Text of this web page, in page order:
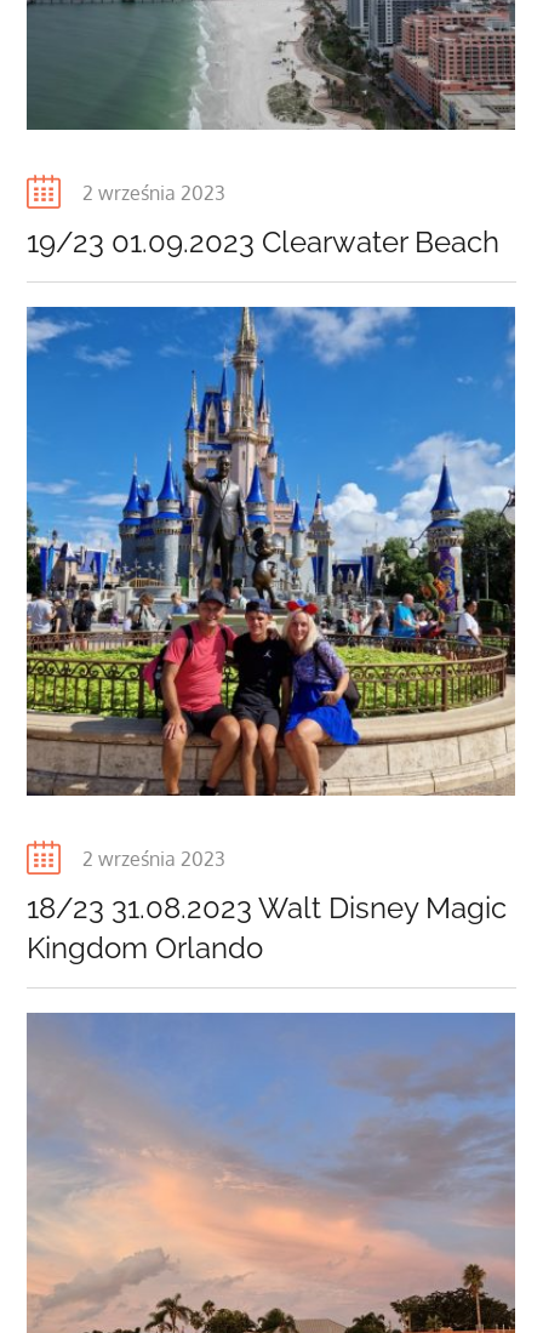
Posted
2 września 2023
19/23 01.09.2023 Clearwater Beach
Posted
2 września 2023
18/23 31.08.2023 Walt Disney Magic
Kingdom Orlando